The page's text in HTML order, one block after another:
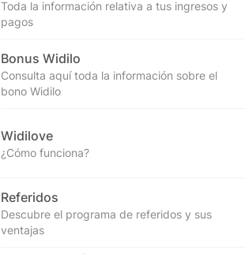
Toda la información relativa a tus ingresos y
pagos
Bonus Widilo
Consulta aquí toda la información sobre el
bono Widilo
Widilove
¿Cómo funciona?
Referidos
Descubre el programa de referidos y sus
ventajas